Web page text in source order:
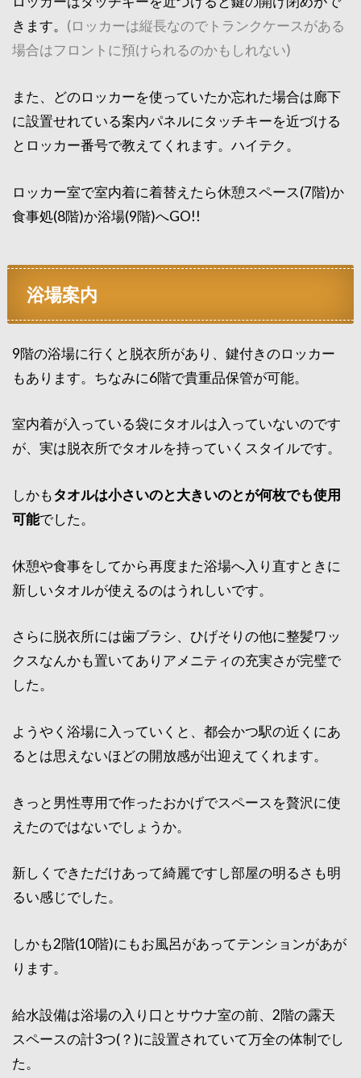
きます。 (ロッカーは縦長なのでトランクケースがある
場合はフロントに預けられるのかもしれない)
また、どのロッカーを使っていたか忘れた場合は廊下
に設置せれている案内パネルにタッチキーを近づける
とロッカー番号で教えてくれます。ハイテク。
ロッカー室で室内着に着替えたら休憩スペース(7階)か
食事処(8階)か浴場(9階)へGO!!
浴場案内
9階の浴場に行くと脱衣所があり、鍵付きのロッカー
もあります。ちなみに6階で貴重品保管が可能。
室内着が入っている袋にタオルは入っていないのです
が、実は脱衣所でタオルを持っていくスタイルです。
しかもタオルは小さいのと大きいのとが何枚でも使用
可能でした。
休憩や食事をしてから再度また浴場へ入り直すときに
新しいタオルが使えるのはうれしいです。
さらに脱衣所には歯ブラシ、ひげそりの他に整髪ワッ
クスなんかも置いてありアメニティの充実さが完璧で
した。
ようやく浴場に入っていくと、都会かつ駅の近くにあ
るとは思えないほどの開放感が出迎えてくれます。
きっと男性専用で作ったおかげでスペースを贅沢に使
えたのではないでしょうか。
新しくできただけあって綺麗ですし部屋の明るさも明
るい感じでした。
しかも2階(10階)にもお風呂があってテンションがあが
ります。
給水設備は浴場の入り口とサウナ室の前、2階の露天
スペースの計3つ(？)に設置されていて万全の体制でし
た。